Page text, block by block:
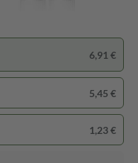
6,91 €
5,45 €
1,23 €